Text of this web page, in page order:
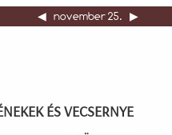
◀︎ november 25. ▶︎
ÉS VECSERNYE